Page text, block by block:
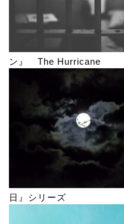
ン』 The Hurricane
日』シリーズ